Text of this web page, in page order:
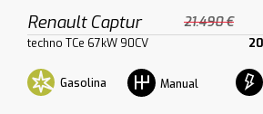
Renault Captur 21.490 €
techno TCe 67kW 90CV
Gasolina Manual